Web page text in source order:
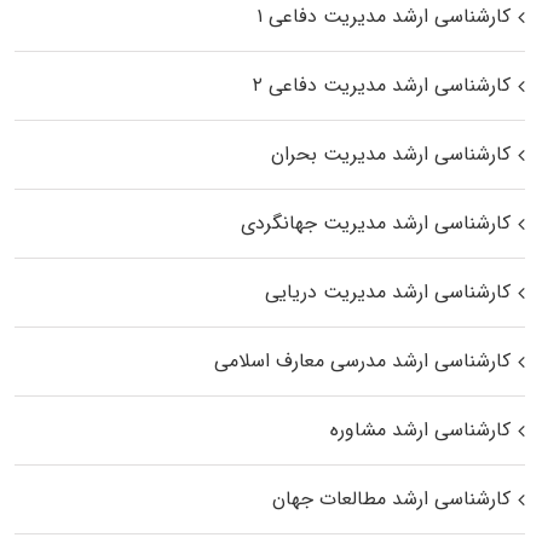
کارشناسی ارشد مدیریت دفاعی ۱
کارشناسی ارشد مدیریت دفاعی ۲
کارشناسی ارشد مدیریت بحران
کارشناسی ارشد مدیریت جهانگردی
کارشناسی ارشد مدیریت دریایی
کارشناسی ارشد مدرسی معارف اسلامی
کارشناسی ارشد مشاوره
کارشناسی ارشد مطالعات جهان